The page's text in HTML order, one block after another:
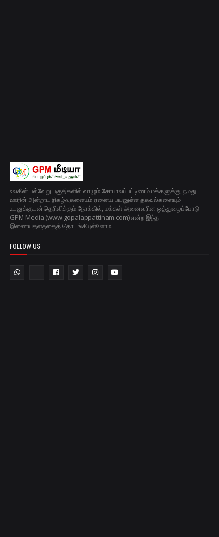
உலகின் பல்வேறு பகுதிகளில் வாழும் கோபாலப்பட்டிணம் மக்களுக்கு, நமது
ஊரின் அன்றாட நிகழ்வுகளையும் ஏனைய பயனுள்ள தகவல்களையும்
உடனுக்குடன் தெரிவிக்கும் நோக்கில், மக்கள் அனைவரின் ஒத்துழைப்போடு
GPM Media (www.gopalappattinam.com) என்ற இந்த
இணையதளத்தைத் தொடங்கியுள்ளோம்.
FOLLOW US